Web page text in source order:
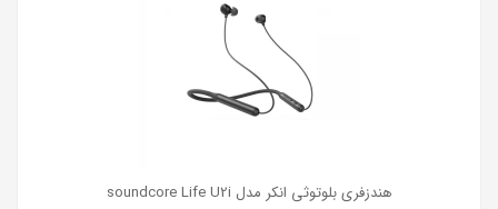
هندزفری بلوتوثی انکر مدل soundcore Life U2i